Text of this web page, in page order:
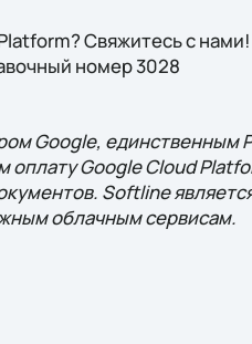
Свяжитесь с нами!
номер 3028
Google, единственным
Google Cloud
Softline
облачным сервисам.